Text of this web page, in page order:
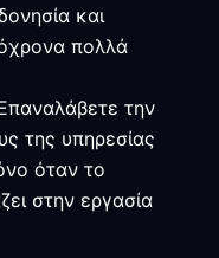
και
πολλά
την
της υπηρεσίας
όταν το
στην εργασία